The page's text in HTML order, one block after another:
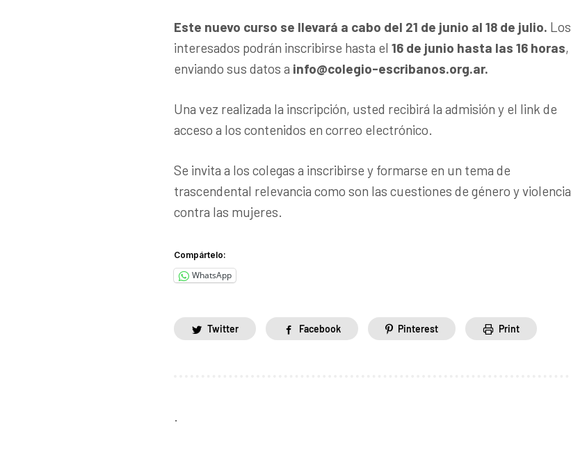
Este nuevo curso se llevará a cabo del 21 de junio al 18 de julio. Los
interesados podrán inscribirse hasta el 16 de junio hasta las 16 horas,
enviando sus datos a info@colegio-escribanos.org.ar.
Una vez realizada la inscripción, usted recibirá la admisión y el link de
acceso a los contenidos en correo electrónico.
Se invita a los colegas a inscribirse y formarse en un tema de
trascendental relevancia como son las cuestiones de género y violencia
contra las mujeres.
Compártelo:
WhatsApp
Twitter Facebook Pinterest Print
.